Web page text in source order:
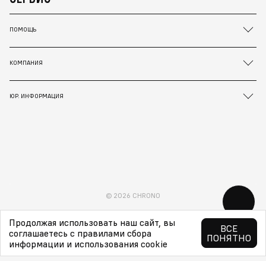
ПОМОЩЬ
КОМПАНИЯ
ЮР. ИНФОРМАЦИЯ
© 2026 CHRONO
Продолжая использовать наш сайт, вы
соглашаетесь с правилами сбора
информации и использования cookie
ВСЕ
ПОНЯТНО